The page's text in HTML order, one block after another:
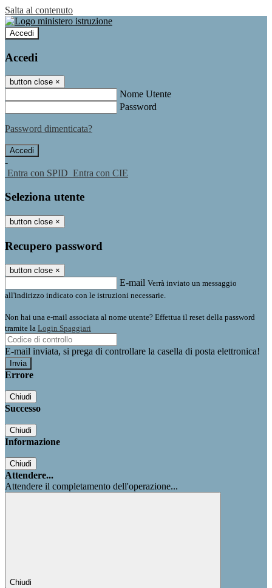
Salta al contenuto
Accedi
Accedi
button close ×
Nome Utente
Password
Password dimenticata?
-
Entra con SPID Entra con CIE
Seleziona utente
button close ×
Recupero password
button close ×
E-mail Verrà inviato un messaggio
all'indirizzo indicato con le istruzioni necessarie.
Non hai una e-mail associata al nome utente? Effettua il reset della password
tramite la Login Spaggiari
E-mail inviata, si prega di controllare la casella di posta elettronica!
Errore
Chiudi
Successo
Chiudi
Informazione
Chiudi
Attendere...
Attendere il completamento dell'operazione...
Chiudi